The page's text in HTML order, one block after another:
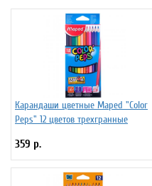
Карандаши цветные Maped "Color
Peps" 12 цветов трехгранные
359 р.